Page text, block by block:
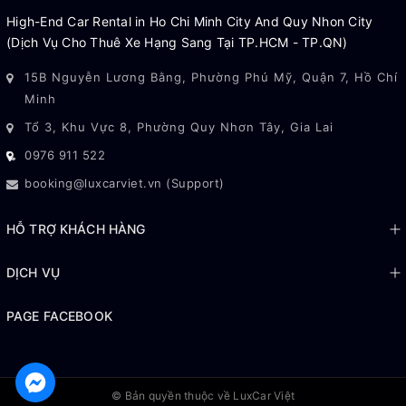
High-End Car Rental in Ho Chi Minh City And Quy Nhon City
(Dịch Vụ Cho Thuê Xe Hạng Sang Tại TP.HCM - TP.QN)
15B Nguyễn Lương Bằng, Phường Phú Mỹ, Quận 7, Hồ Chí
Minh
Tổ 3, Khu Vực 8, Phường Quy Nhơn Tây, Gia Lai
0976 911 522
booking@luxcarviet.vn (Support)
HỖ TRỢ KHÁCH HÀNG
DỊCH VỤ
PAGE FACEBOOK
© Bản quyền thuộc về LuxCar Việt